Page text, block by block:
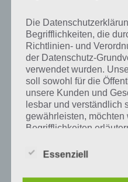
Auf WhatsApp teilen
Tweet auf Twitter
Mehr Artikel
Die
Begrifflichkeiten, die
Richtlinien- und
der Datenschutz-
verwendet wurden.
soll sowohl für die
unsere Kunden und
lesbar und verständlich
gewährleisten,
Begrifflichkeiten
Wir verwenden in
Essenziell